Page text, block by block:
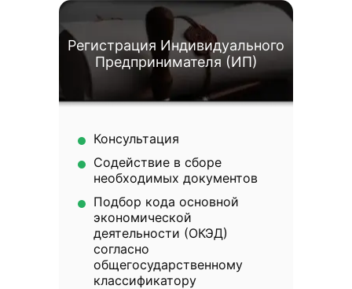
Регистрация Индивидуального
Предпринимателя (ИП)
Консультация
Содействие в сборе
необходимых документов
Подбор кода основной
экономической
деятельности (ОКЭД)
согласно
общегосударственному
классификатору